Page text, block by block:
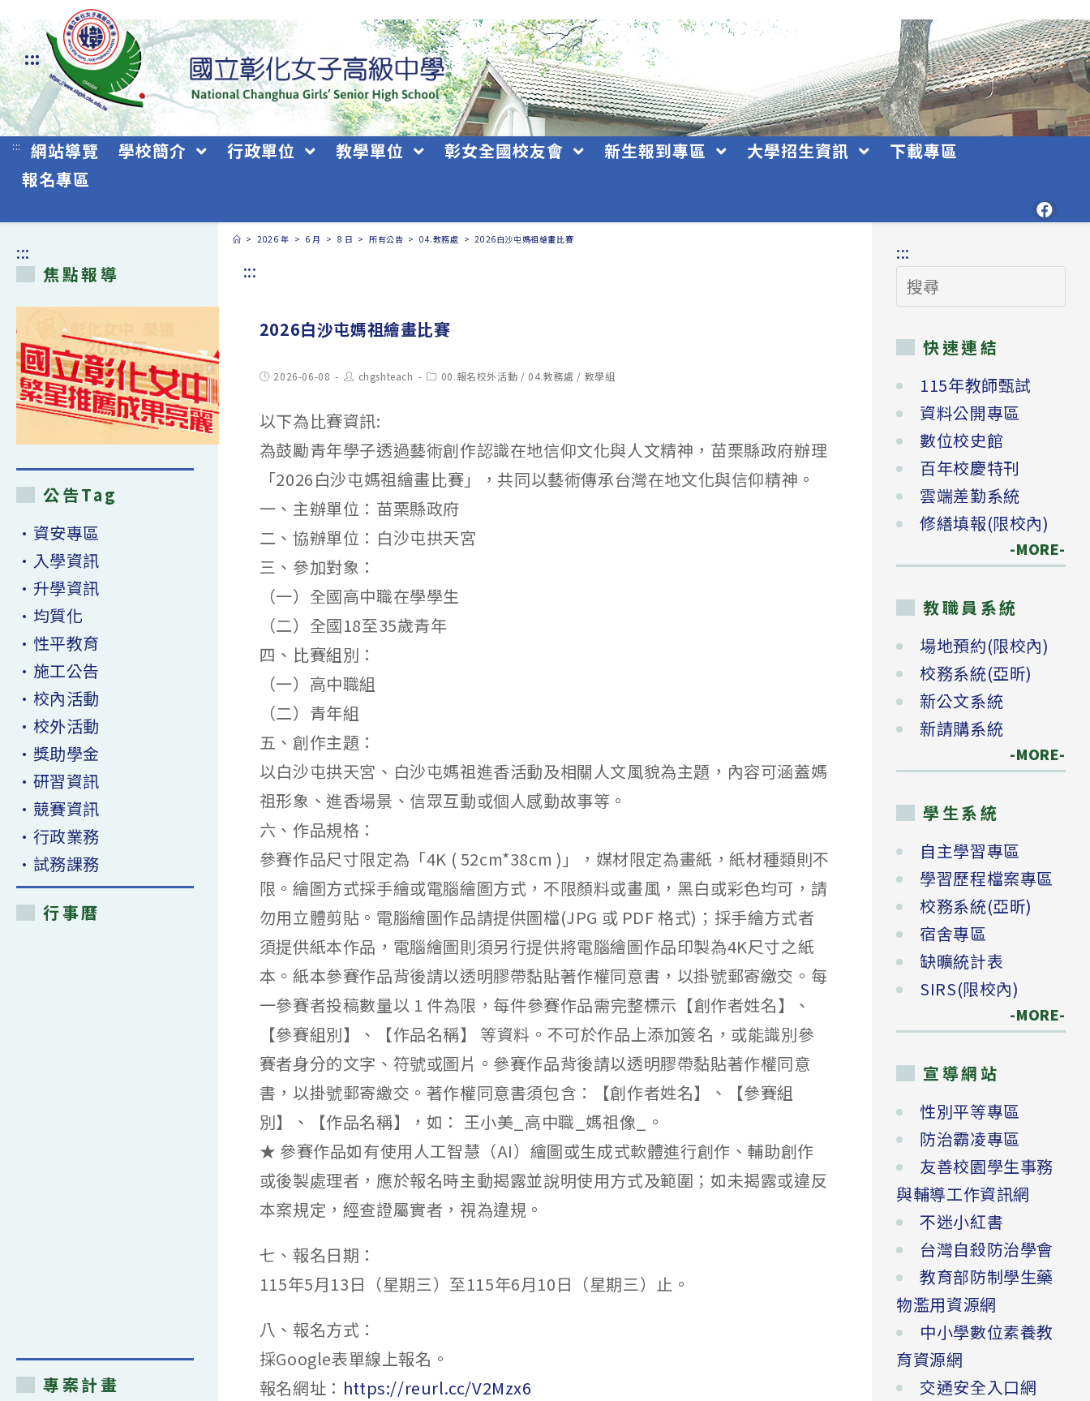
轉
至
主
要
:::
::: 網站導覽 學校簡介 行政單位 教學單位 彰女全國校友會 新生報到專區 大學招生資訊
下載專區
報名專區
> 2026 年 > 6 月 > 8 日 > 所有公告 > 04.教務處 > 2026白沙屯媽祖繪畫比賽
:::
2026白沙屯媽祖繪畫比賽
Post2026-06-08
Post
author:
chgshteach
Post00.報名校外活動 / 04.教務處 / 教學組
以下為比賽資訊:
為鼓勵青年學子透過藝術創作認識在地信仰文化與人文精神，苗栗縣政府辦理
「2026白沙屯媽祖繪畫比賽」，共同以藝術傳承台灣在地文化與信仰精神。
一、主辦單位：苗栗縣政府
二、協辦單位：白沙屯拱天宮
三、參加對象：
（一）全國高中職在學學生
（二）全國18至35歲青年
四、比賽組別：
（一）高中職組
（二）青年組
五、創作主題：
以白沙屯拱天宮、白沙屯媽祖進香活動及相關人文風貌為主題，內容可涵蓋媽
祖形象、進香場景、信眾互動或個人感動故事等。
六、作品規格：
參賽作品尺寸限定為「4K ( 52cm*38cm )」，媒材限定為畫紙，紙材種類則不
限。繪圖方式採手繪或電腦繪圖方式，不限顏料或畫風，黑白或彩色均可，請
勿用立體剪貼。電腦繪圖作品請提供圖檔(JPG 或 PDF 格式)；採手繪方式者
須提供紙本作品，電腦繪圖則須另行提供將電腦繪圖作品印製為4K尺寸之紙
本。紙本參賽作品背後請以透明膠帶黏貼著作權同意書，以掛號郵寄繳交。每
一參賽者投稿數量以 1 件為限，每件參賽作品需完整標示【創作者姓名】、
【參賽組別】、【作品名稱】 等資料。不可於作品上添加簽名，或能識別參
賽者身分的文字、符號或圖片。參賽作品背後請以透明膠帶黏貼著作權同意
書，以掛號郵寄繳交。著作權同意書須包含：【創作者姓名】、【參賽組
別】、【作品名稱】，如： 王小美_高中職_媽祖像_。
★ 參賽作品如有使用人工智慧（AI）繪圖或生成式軟體進行創作、輔助創作
或後製處理者，應於報名時主動揭露並說明使用方式及範圍；如未揭露或違反
本案規定，經查證屬實者，視為違規。
七、報名日期：
115年5月13日（星期三）至115年6月10日（星期三）止。
八、報名方式：
採Google表單線上報名。
報名網址： https://reurl.cc/V2Mzx6
:::
焦點報導
公告Tag
•資安專區
•入學資訊
•升學資訊
•均質化
•性平教育
•施工公告
•校內活動
•校外活動
•獎助學金
•研習資訊
•競賽資訊
•行政業務
•試務課務
行事曆
專案計畫
:::
搜
尋
快速連結
115年教師甄試
資料公開專區
數位校史館
百年校慶特刊
雲端差勤系統
修繕填報(限校內)
-MORE-
教職員系統
場地預約(限校內)
校務系統(亞昕)
新公文系統
新請購系統
-MORE-
學生系統
自主學習專區
學習歷程檔案專區
校務系統(亞昕)
宿舍專區
缺曠統計表
SIRS(限校內)
-MORE-
宣導網站
性別平等專區
防治霸凌專區
友善校園學生事務
與輔導工作資訊網
不迷小紅書
台灣自殺防治學會
教育部防制學生藥
物濫用資源網
中小學數位素養教
育資源網
交通安全入口網